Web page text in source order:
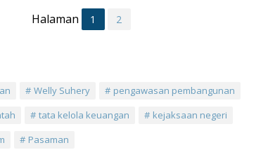
Halaman 1 2
Welly Suhery
pengawasan pembangunan
tata kelola keuangan
kejaksaan negeri
Pasaman